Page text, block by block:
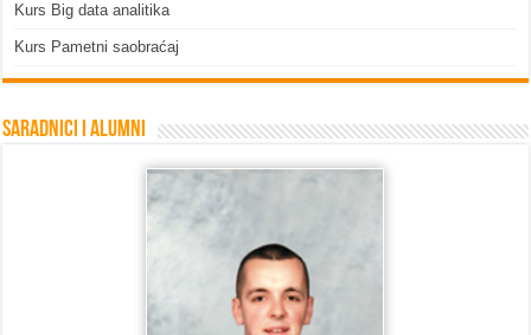
Kurs Big data analitika
Kurs Pametni saobraćaj
Saradnici i Alumni